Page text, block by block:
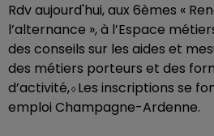
Rdv aujourd'hui, aux 6èmes «
l’alternance », à l’Espace
des conseils sur les aides et
des métiers porteurs et des
d’activité,⬨Les inscriptions se
emploi Champagne-Ardenne.